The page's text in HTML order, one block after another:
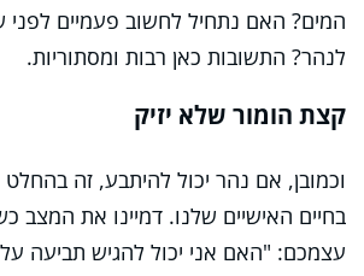
המים? האם נתחיל לחשוב פעמיים לפני
לנהר? התשובות כאן רבות ומסתוריות.
קצת הומור שלא יזיק
וכמובן, אם נהר יכול להיתבע, זה בהחלט
בחיים האישיים שלנו. דמיינו את
עצמכם: "האם אני יכול להגיש תביעה